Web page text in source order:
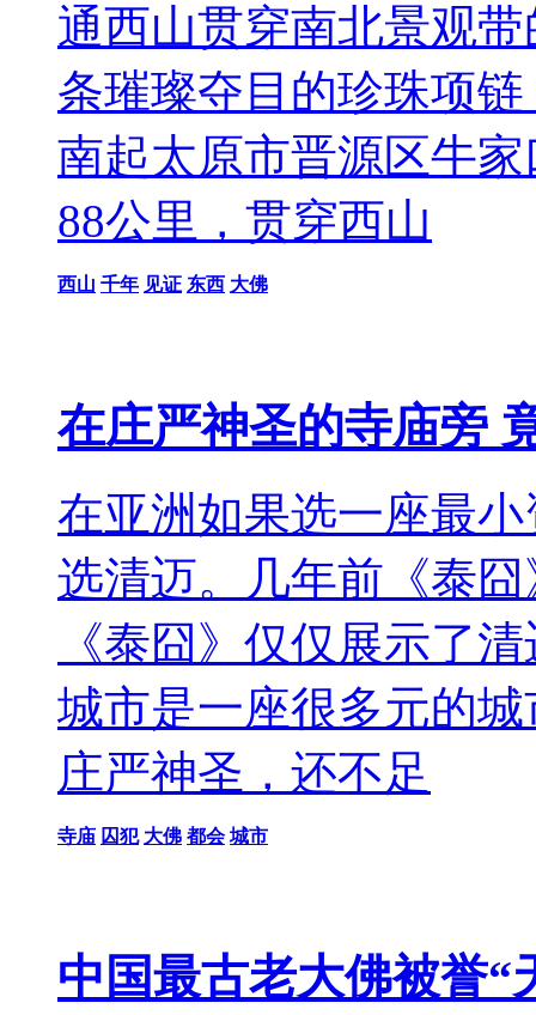
通西山贯穿南北景观
条璀璨夺目的珍珠项
南起太原市晋源区牛
88公里，贯穿西山
西山 千年 见证 东西 大佛
在庄严神圣的寺庙旁
在亚洲如果选一座最
选清迈。几年前《泰
《泰囧》仅仅展示了
城市是一座很多元的
庄严神圣，还不足
寺庙 囚犯 大佛 都会 城市
中国最古老大佛被誉“